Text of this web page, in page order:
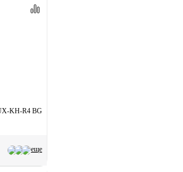
еще
KH-R4 BGO круглая под евроцилиндр